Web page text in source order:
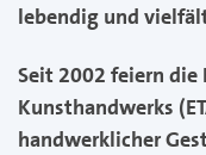
lebendig und
Seit 2002 feiern die
Kunsthandwerks
handwerklicher